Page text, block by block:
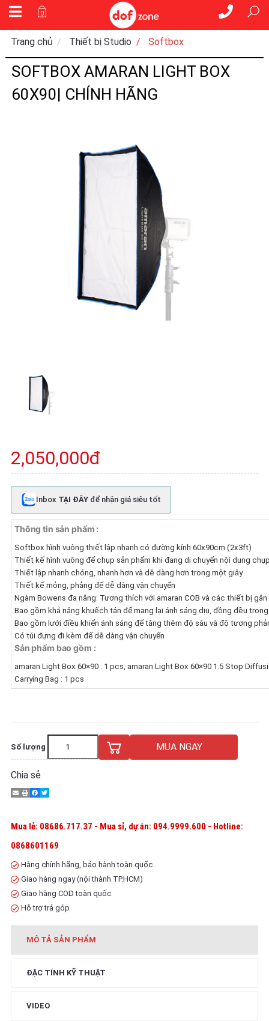
0
Trang chủ Thiết bị Studio Softbox
SOFTBOX AMARAN LIGHT BOX
60X90| CHÍNH HÃNG
2,050,000đ
Inbox TẠI ĐÂY để nhận giá siêu tốt
Thông tin sản phẩm :
Softbox hình vuông thiết lập nhanh có đường kính 60x90cm (2x3ft)
Thiết kế hình vuông để chụp sản phẩm khi đang di chuyển nội dung
Thiết lập nhanh chóng, nhanh hơn và dễ dàng hơn trong một giây
Thiết kế mỏng, phẳng để dễ dàng vận chuyển
Ngàm Bowens đa năng: Tương thích với amaran COB và các thiết bị
Bao gồm khả năng khuếch tán để mang lại ánh sáng dịu, đồng đều
Bao gồm lưới điều khiển ánh sáng để tăng thêm độ sâu và độ tương
Có túi đựng đi kèm để dễ dàng vận chuyển
Sản phẩm bao gồm :
amaran Light Box 60×90 : 1 pcs, amaran Light Box 60×90 1.5 Stop
Carrying Bag : 1 pcs
Số lượng MUA NGAY
Chia sẻ
Mua lẻ: 08686.717.37 - Mua sỉ, dự án: 094.9999.600 - Hotline:
0868601169
Hàng chính hãng, bảo hành toàn quốc
Giao hàng ngay (nội thành TP.HCM)
Giao hàng COD toàn quốc
Hỗ trợ trả góp
MÔ TẢ SẢN PHẨM
ĐẶC TÍNH KỸ THUẬT
VIDEO